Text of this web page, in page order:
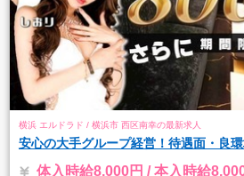
横浜 エルドラド / 横浜市 西区南幸の最新求人
安心の大手グループ経営！待遇面・良
体入時給8,000円 / 本入時給